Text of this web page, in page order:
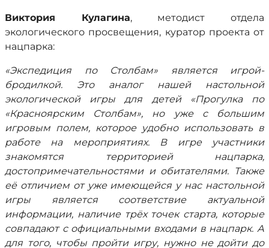
Виктория Кулагина, методист отдела
экологического просвещения, куратор проекта от
нацпарка:
«Экспедиция по Столбам» является игрой-
бродилкой. Это аналог нашей настольной
экологической игры для детей «Прогулка по
«Красноярским Столбам», но уже с большим
игровым полем, которое удобно использовать в
работе на мероприятиях. В игре участники
знакомятся территорией нацпарка,
достопримечательностями и обитателями. Также
её отличием от уже имеющейся у нас настольной
игры является соответствие актуальной
информации, наличие трёх точек старта, которые
совпадают с официальными входами в нацпарк. А
для того, чтобы пройти игру, нужно не дойти до